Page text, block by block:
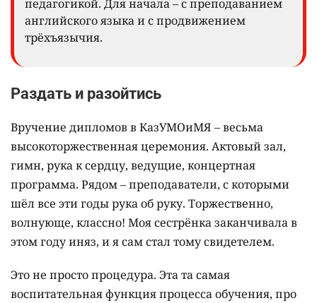
педагогикой. Для начала – с преподаванием
английского языка и с продвижением
трёхъязычия.
Раздать и разойтись
Вручение дипломов в КазУМОиМЯ – весьма
высокоторжественная церемония. Актовый зал,
гимн, рука к сердцу, ведущие, концертная
программа. Рядом – преподаватели, с которыми
шёл все эти годы рука об руку. Торжественно,
волнующе, классно! Моя сестрёнка заканчивала в
этом году иняз, и я сам стал тому свидетелем.
Это не просто процедура. Эта та самая
воспитательная функция процесса обучения, про